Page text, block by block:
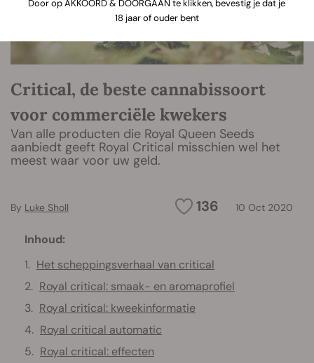
Critical, de beste cannabissoort
voor commerciële kwekers
Van alle producten die Royal Queen Seeds
aanbiedt geeft Royal Critical misschien wel het
meest waar voor uw geld.
136 10 Oct 2020
By Luke Sholl
Inhoud:
Het scheppingsverhaal van critical
Royal critical: smaak- en aromaprofiel
Royal critical: kweekinformatie
Royal critical automatic
Royal critical: effecten
Door op AKKOORD & DOORGAAN te klikken, bevestig je dat je
18 jaar of ouder bent